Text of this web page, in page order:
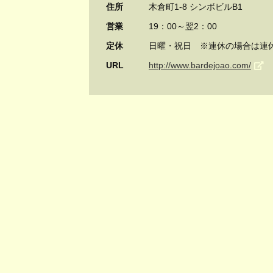
住所
木倉町1-8 シンボビルB1
営業
19：00～翌2：00
定休
日曜・祝日 ※連休の場合は連
URL
http://www.bardejoao.com/